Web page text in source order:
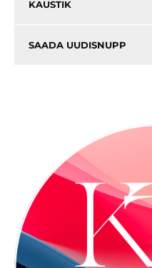
KAUSTIK
SAADA UUDISNUPP